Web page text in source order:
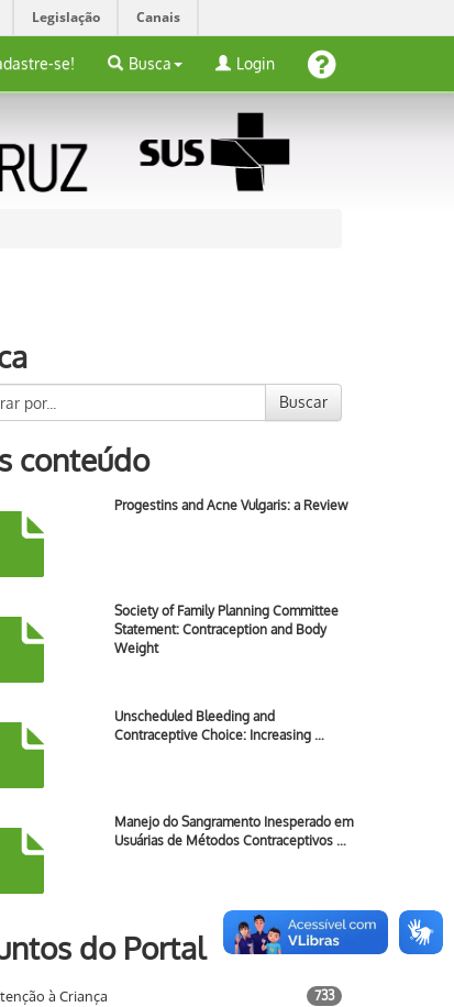
Legislação Canais
se! Busca Login
Buscar
conteúdo
Progestins and Acne Vulgaris: a Review
Society of Family Planning Committee
Statement: Contraception and Body
Weight
Unscheduled Bleeding and
Contraceptive Choice: Increasing …
Manejo do Sangramento Inesperado em
Usuárias de Métodos Contraceptivos …
do Portal
à Criança 733